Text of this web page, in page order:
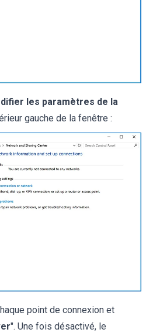
les paramètres de la
gauche de la fenêtre :
point de connexion et
". Une fois désactivé, le